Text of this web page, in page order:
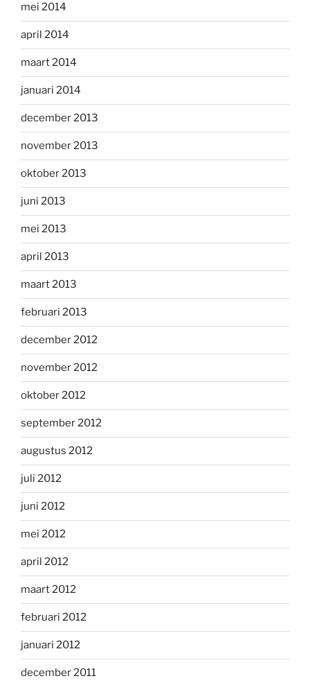
mei 2014
april 2014
maart 2014
januari 2014
december 2013
november 2013
oktober 2013
juni 2013
mei 2013
april 2013
maart 2013
februari 2013
december 2012
november 2012
oktober 2012
september 2012
augustus 2012
juli 2012
juni 2012
mei 2012
april 2012
maart 2012
februari 2012
januari 2012
december 2011